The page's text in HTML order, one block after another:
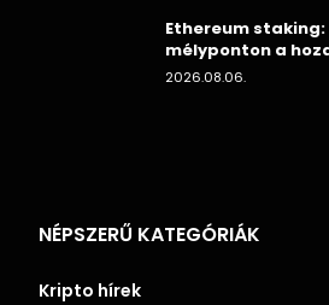
Ethereum staking:
mélyponton a
2026.08.06.
NÉPSZERŰ KATEGÓRIÁK
Kripto hírek